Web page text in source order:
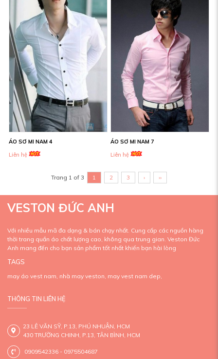
ÁO SƠ MI NAM 4
Liên hệ
ÁO SƠ MI NAM 7
Liên hệ
Trang 1 of 3 1 2 3 › ››
VESTON ĐỨC ANH
Với nhiều mẫu mã đa dạng & bán chạy nhất. Cung cấp các nguồn hàng
thời trang quần áo chất lượng cao, không qua trung gian. Veston Đức
Anh mang đến cho bạn sản phẩm tốt nhất khiến bạn hài lòng
TAGS
may áo vest nam, nhà may veston, may vest nam dep,
THÔNG TIN LIÊN HỆ
23 LÊ VĂN SỸ, P.13, PHÚ NHUẬN, HCM
430 TRƯỜNG CHINH, P.13, TÂN BÌNH, HCM
0909542336 - 0975504687